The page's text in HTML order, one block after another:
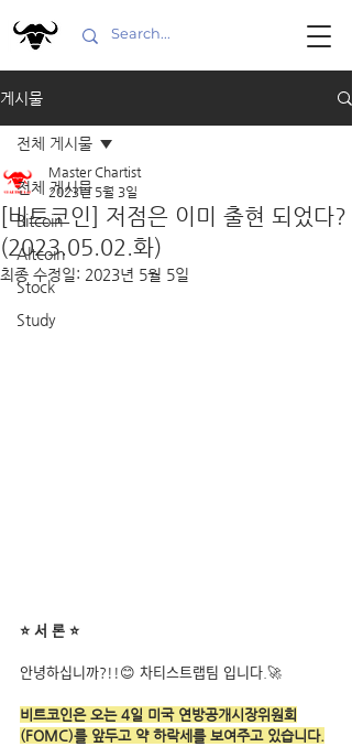
게시물
전체 게시물
Bitcoin
Altcoin
Stock
Study
전체 게시물
[비트코인] 저점은 이미 출현 되었다?
(2023.05.02.화)
Master Chartist
2023년 5월 3일
최종 수정일: 2023년 5월 5일
⭐ 서 론 ⭐
안녕하십니까?!!😊 차티스트랩팀 입니다.🚀
비트코인은 오는 4일 미국 연방공개시장위원회
(FOMC)를 앞두고 약 하락세를 보여주고 있습니다.